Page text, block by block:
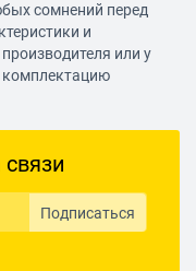
сомнений перед
и
или у
комплектацию
Подписаться